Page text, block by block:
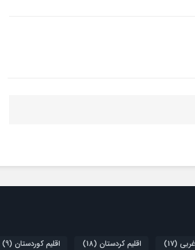
(17) اقلیم کردستان (18) اقلیم کوردستان (9)